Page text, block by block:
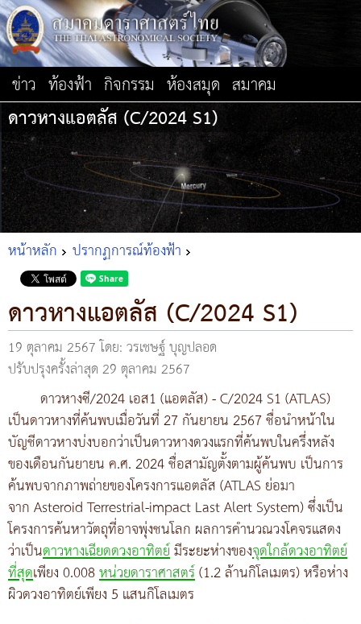
ข่าว ท้องฟ้า กิจกรรม ห้องสมุด สมาคม
ดาวหางแอตลัส (C/2024 S1)
หน้าหลัก ปรากฏการณ์ท้องฟ้า
ดาวหางแอตลัส (C/2024 S1)
19 ตุลาคม 2567โดย: วรเชษฐ์ บุญปลอด
ปรับปรุงครั้งล่าสุด 29 ตุลาคม 2567
ดาวหางซี/2024 เอส1 (แอตลัส) - C/2024 S1 (ATLAS)
เป็นดาวหางที่ค้นพบเมื่อวันที่ 27 กันยายน 2567 ชื่อนำหน้าใน
บัญชีดาวหางบ่งบอกว่าเป็นดาวหางดวงแรกที่ค้นพบในครึ่งหลัง
ของเดือนกันยายน ค.ศ. 2024 ชื่อสามัญตั้งตามผู้ค้นพบ เป็นการ
ค้นพบจากภาพถ่ายของโครงการแอตลัส (ATLAS ย่อมา
จาก Asteroid Terrestrial-impact Last Alert System) ซึ่งเป็น
โครงการค้นหาวัตถุที่อาจพุ่งชนโลก ผลการคำนวณวงโคจรแสดง
ว่าเป็นดาวหางเฉียดดวงอาทิตย์มีระยะห่างของจุดใกล้ดวงอาทิตย์
ที่สุดเพียง 0.008หน่วยดาราศาสตร์(1.2 ล้านกิโลเมตร) หรือห่าง
ผิวดวงอาทิตย์เพียง 5 แสนกิโลเมตร